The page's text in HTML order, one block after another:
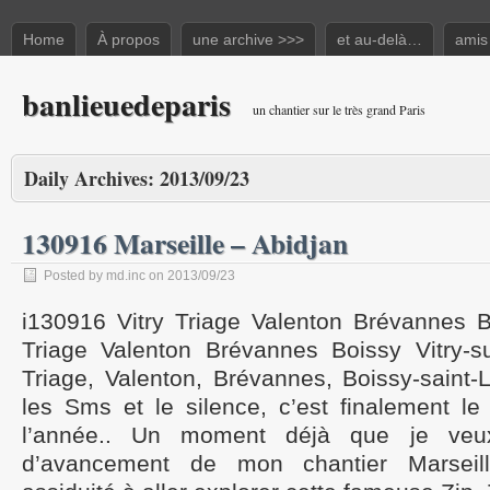
Home À propos une archive >>> et au-delà…
banlieuedeparis un chantier sur le très grand Paris
Daily Archives: 2013/09/23
130916 Marseille – Abidjan
Posted by md.inc on 2013/09/23
i130916 Vitry Triage Valenton Brévannes
Triage Valenton Brévannes Boissy Vitry-
Triage, Valenton, Brévannes, Boissy-
les Sms et le silence, c’est finalement
l’année.. Un moment déjà que je
d’avancement de mon chantier